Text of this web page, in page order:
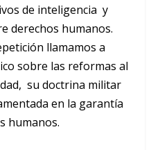
de inteligencia y
derechos humanos.
llamamos a
sobre las reformas al
su doctrina militar
en la garantía
humanos.